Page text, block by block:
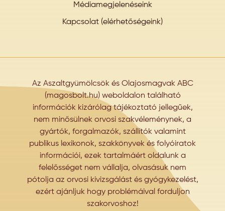
Médiamegjelenéseink
Kapcsolat (elérhetőségeink)
Az Aszaltgyümölcsök és Olajosmagvak ABC
(magosbolt.hu) weboldalon található
információk kizárólag tájékoztató jellegűek,
nem minősülnek orvosi szakvéleménynek, a
gyártók, forgalmazók, szállítók valamint
publikus lexikonok, szakkönyvek és folyóiratok
információi, ezek tartalmáért oldalunk a
felelősséget nem vállalja, olvasásuk nem
pótolja az orvosi kivizsgálást és gyógykezelést,
ezért ajánljuk hogy problémáival forduljon
szakorvoshoz!